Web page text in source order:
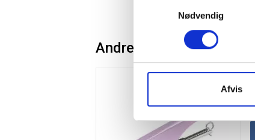
Nødvendig
Afvis
Andre kunder købte også